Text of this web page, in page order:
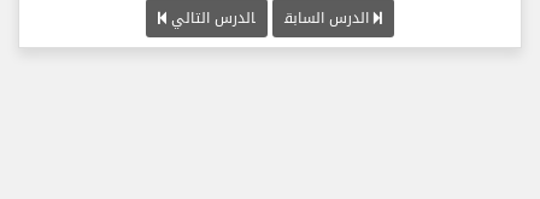
الدرس السابق الدرس التالي